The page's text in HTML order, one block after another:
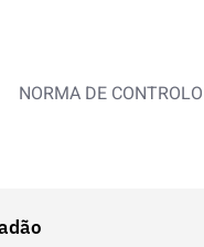
NORMA DE